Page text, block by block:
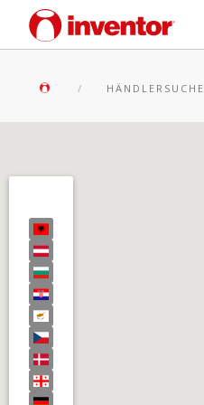
HÄNDLERSUCHE